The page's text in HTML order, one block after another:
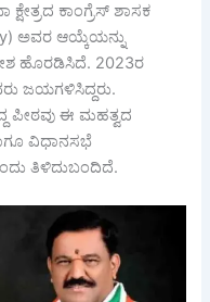
ಕಾಂಗ್ರೆಸ್ ಶಾಸಕ
ಅವರ ಆಯ್ಕೆಯನ್ನು
ಹೊರಡಿಸಿದೆ. 2023ರ
ಜಯಗಳಿಸಿದ್ದರು.
ಈ ಮಹತ್ವದ
ವಿಧಾನಸಭೆ
ತಿಳಿದುಬಂದಿದೆ.